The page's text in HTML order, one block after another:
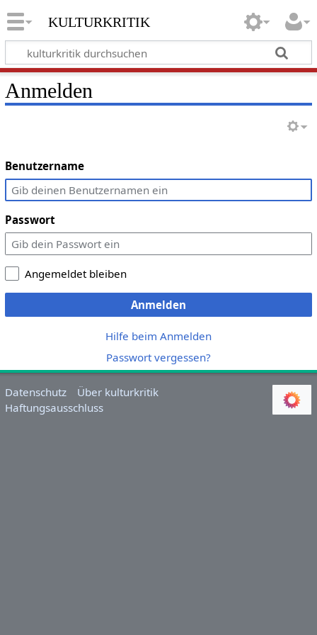
kulturkritik
Anmelden
Benutzername
Passwort
Angemeldet bleiben
Anmelden
Hilfe beim Anmelden
Passwort vergessen?
Datenschutz
Über kulturkritik
Haftungsausschluss